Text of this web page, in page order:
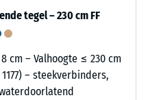
tegel – 230 cm FF
8 cm – Valhoogte ≤ 230 cm
– steekverbinders,